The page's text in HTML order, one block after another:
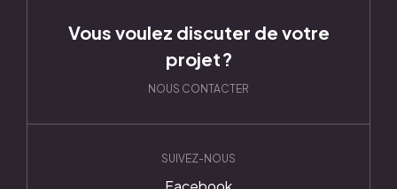
Vous voulez discuter de votre
projet ?
NOUS CONTACTER
SUIVEZ-NOUS